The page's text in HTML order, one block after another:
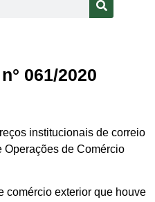
061/2020
institucionais de correio
Operações de Comércio
comércio exterior que houve